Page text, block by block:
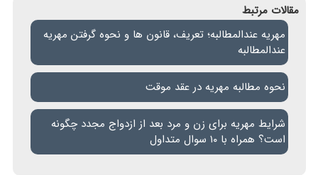
مقالات مرتبط
مهریه عندالمطالبه؛ تعریف، قانون ها و نحوه گرفتن مهریه
عندالمطالبه
نحوه مطالبه مهریه در عقد موقت
شرایط مهریه برای زن و مرد بعد از ازدواج مجدد چگونه
است؟ همراه با ۱۰ سوال متداول